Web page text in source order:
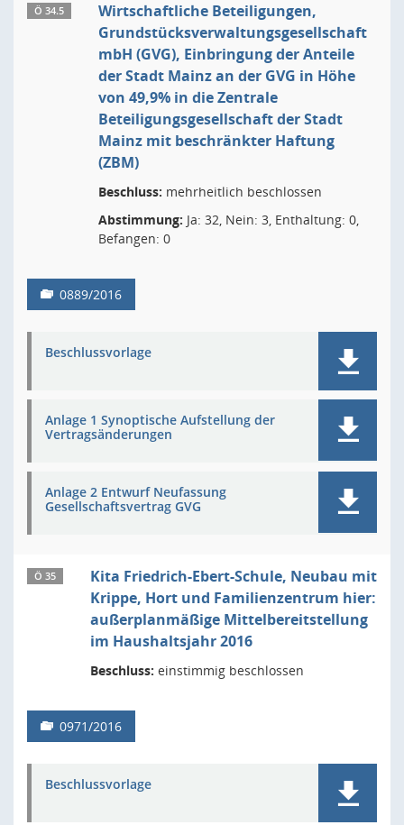
Ö 34.5
Wirtschaftliche Beteiligungen,
Grundstücksverwaltungsgesellschaft
mbH (GVG), Einbringung der Anteile
der Stadt Mainz an der GVG in Höhe
von 49,9% in die Zentrale
Beteiligungsgesellschaft der Stadt
Mainz mit beschränkter Haftung
(ZBM)
Beschluss: mehrheitlich beschlossen
Abstimmung: Ja: 32, Nein: 3, Enthaltung: 0,
Befangen: 0
0889/2016
Beschlussvorlage
Anlage 1 Synoptische Aufstellung der
Vertragsänderungen
Anlage 2 Entwurf Neufassung
Gesellschaftsvertrag GVG
Ö 35
Kita Friedrich-Ebert-Schule, Neubau mit
Krippe, Hort und Familienzentrum hier:
außerplanmäßige Mittelbereitstellung
im Haushaltsjahr 2016
Beschluss: einstimmig beschlossen
0971/2016
Beschlussvorlage